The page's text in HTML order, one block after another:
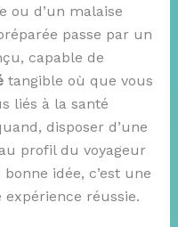
ou d’un malaise
passe par un
capable de
tangible où que vous
liés à la santé
disposer d’une
profil du voyageur
idée, c’est une
expérience réussie.